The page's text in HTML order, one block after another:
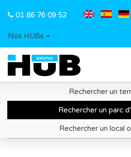
01 86 76 09 52
Nos HUBs
Rechercher un
Rechercher un parc
Rechercher un local
Recherche de parc
Département du Vaucluse
Zone d’Activité aéronautique -